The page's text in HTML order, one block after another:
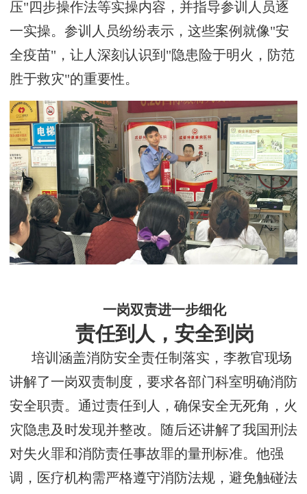
压"四步操作法等实操内容，并指导参训人员逐
一实操。参训人员纷纷表示，这些案例就像"安
全疫苗"，让人深刻认识到"隐患险于明火，防范
胜于救灾"的重要性。
一岗双责进一步细化
责任到人，安全到岗
培训涵盖消防安全责任制落实，李教官现场
讲解了一岗双责制度，要求各部门科室明确消防
安全职责。通过责任到人，确保安全无死角，火
灾隐患及时发现并整改。随后还讲解了我国刑法
对失火罪和消防责任事故罪的量刑标准。他强
调，医疗机构需严格遵守消防法规，避免触碰法